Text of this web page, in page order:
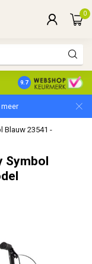
0
2 Jaar Garantie
9.7
Blauw 23541 -
Symbol